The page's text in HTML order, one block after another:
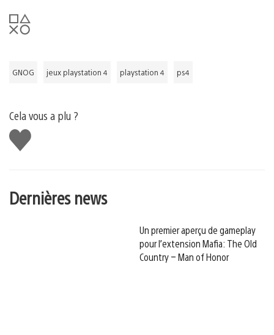
GNOG jeux playstation 4 playstation 4 ps4
Cela vous a plu ?
J'aime
Dernières news
Un premier aperçu de gameplay
pour l’extension Mafia: The Old
Country – Man of Honor